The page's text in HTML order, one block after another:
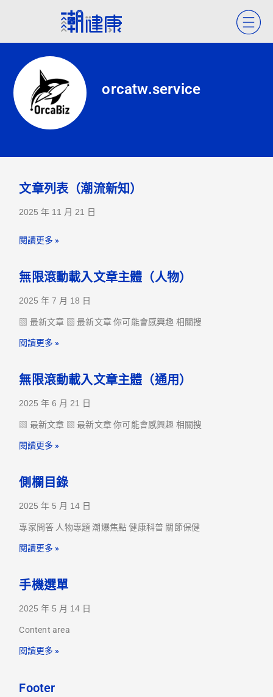
orcatw.service
文章列表（潮流新知）
2025 年 11 月 21 日
閱讀更多 »
無限滾動載入文章主體（人物）
2025 年 7 月 18 日
▧ 最新文章 ▧ 最新文章 你可能會感興趣 相關搜
閱讀更多 »
無限滾動載入文章主體（通用）
2025 年 6 月 21 日
▧ 最新文章 ▧ 最新文章 你可能會感興趣 相關搜
閱讀更多 »
側欄目錄
2025 年 5 月 14 日
專家問答 人物專題 潮爆焦點 健康科普 關節保健
閱讀更多 »
手機選單
2025 年 5 月 14 日
Content area
閱讀更多 »
Footer